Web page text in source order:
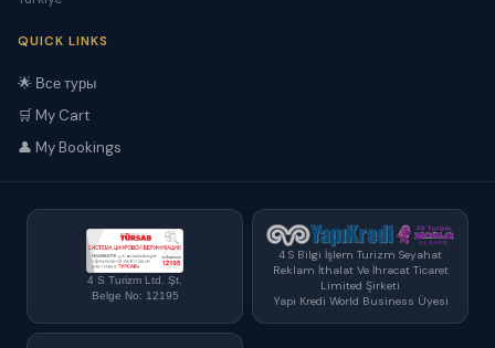
QUICK LINKS
🌟 Все туры
🛒 My Cart
👤 My Bookings
4 S Turizm Ltd. Şt.
Belge No: 12195
4 S Bilgi İşlem Turizm Seyahat
Reklam İthalat Ve İhracat Ticaret
Limited Şirketi
Yapı Kredi World Business Üyesi